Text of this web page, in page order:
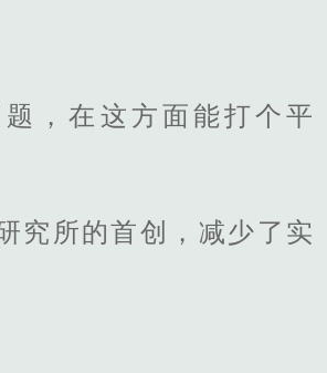
，在这方面能打个平
究所的首创，减少了实